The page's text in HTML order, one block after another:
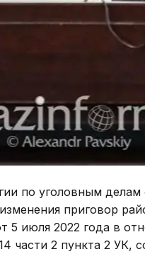
по уголовным делам
приговор
5 июля 2022 года в
части 2 пункта 2 УК,